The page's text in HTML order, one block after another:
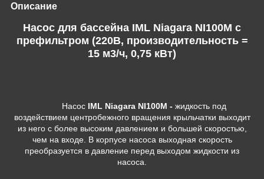
Описание
Насос для бассейна IML Niagara NI100M c
префильтром (220В, производительность =
15 м3/ч, 0,75 кВт)
Насос IML Niagara NI100M - жидкость под
воздействием центробежного вращения крыльчатки выходит
из него с более высоким давлением и большей скоростью,
чем на входе. В корпусе насоса выходная скорость
преобразуется в давление перед выходом жидкости из
насоса.